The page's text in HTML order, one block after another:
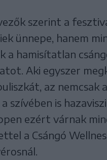
szerint a
ünnepe, hanem
a hamisítatlan
Aki egyszer
az nemcsak
szívében is
ezért várnak
a Csángó